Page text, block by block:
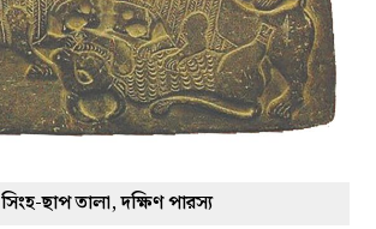
সিংহ-ছাপ তালা, দক্ষিণ পারস্য